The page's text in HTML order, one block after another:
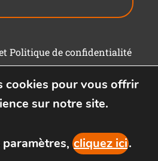
Politique de confidentialité
cookies pour vous offrir
sur notre site.
cliquez ici.